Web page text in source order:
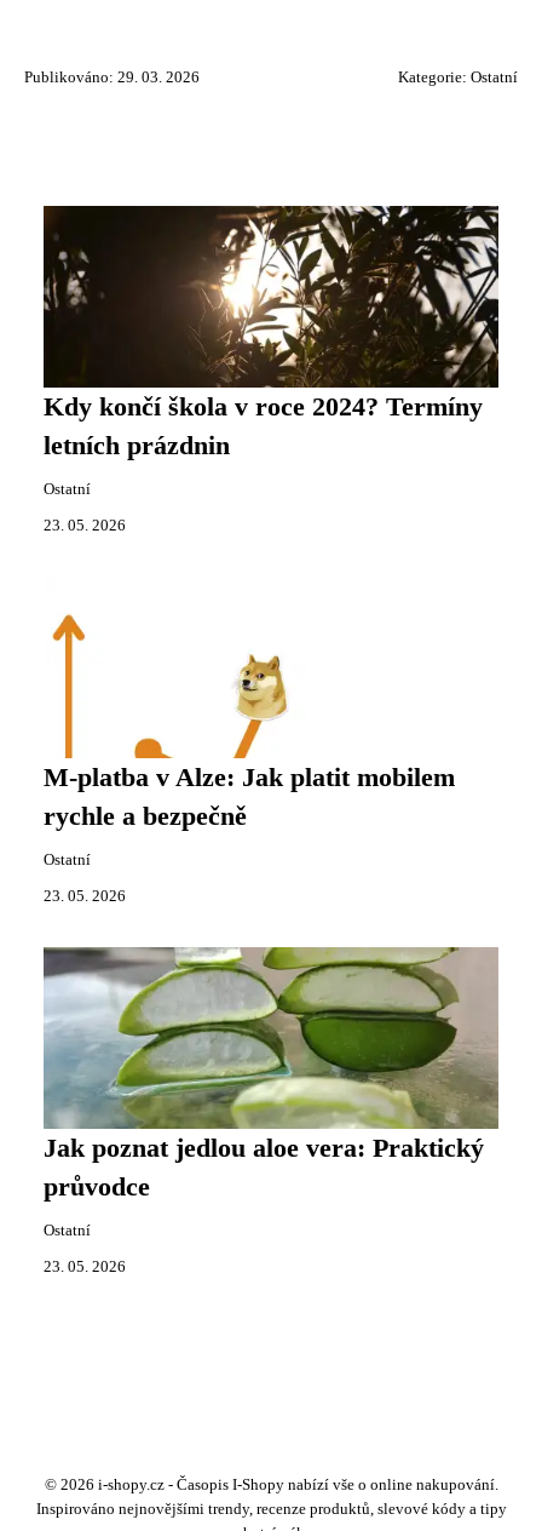
Publikováno: 29. 03. 2026 Kategorie: Ostatní
Kdy končí škola v roce 2024? Termíny
letních prázdnin
Ostatní
23. 05. 2026
M-platba v Alze: Jak platit mobilem
rychle a bezpečně
Ostatní
23. 05. 2026
Jak poznat jedlou aloe vera: Praktický
průvodce
Ostatní
23. 05. 2026
© 2026 i-shopy.cz - Časopis I-Shopy nabízí vše o online nakupování.
Inspirováno nejnovějšími trendy, recenze produktů, slevové kódy a tipy